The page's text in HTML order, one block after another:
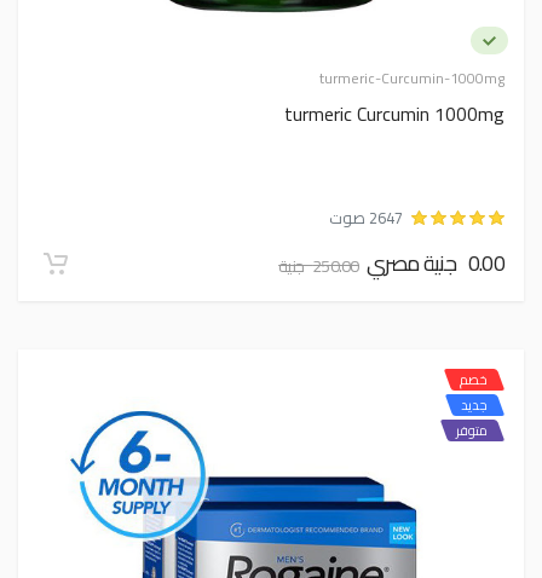
turmeric-Curcumin-1000mg
turmeric Curcumin 1000mg
2647 صوت
0.00 جنية مصري 250.00 جنية
خصم
جديد
متوفر